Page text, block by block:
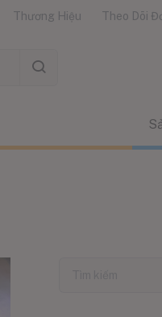
Thương Hiệu Theo Dõi